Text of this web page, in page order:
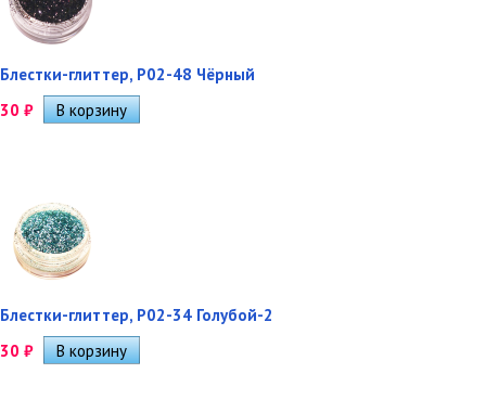
Блестки-глиттер, Р02-48 Чёрный
30 ₽
Блестки-глиттер, Р02-34 Голубой-2
30 ₽